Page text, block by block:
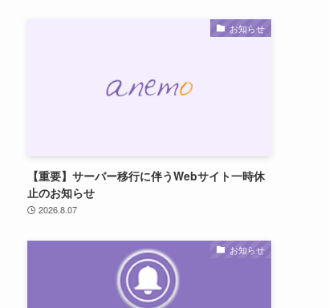
お知らせ
【重要】サーバー移行に伴うWebサイト一時休
止のお知らせ
2026.8.07
お知らせ